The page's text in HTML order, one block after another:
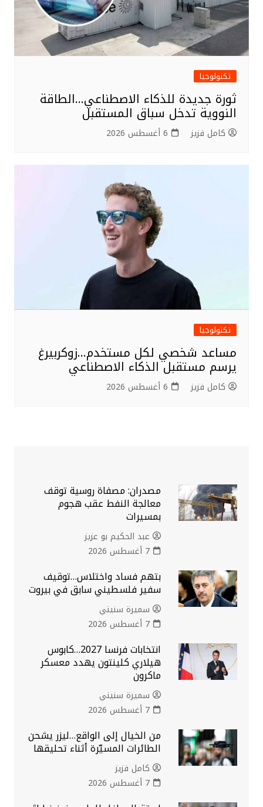
تكنولوجيا
ثورة جديدة للذكاء الاصطناعي…الطاقة
النووية تدخل سباق المستقبل
كامل فزيز 6 أغسطس 2026
تكنولوجيا
مساعد شخصي لكل مستخدم…زوكربيرغ
يرسم مستقبل الذكاء الاصطناعي
كامل فزيز 6 أغسطس 2026
مصدران: مصفاة روسية توقف
معالجة النفط عقب هجوم
بمسيرات
عبد الحكيم بو عزيز
7 أغسطس 2026
بتهم فساد واختلاس…توقيف
سفير فلسطيني سابق في بيروت
سميرة سنيني
7 أغسطس 2026
انتخابات فرنسا 2027…كابوس
هيلاري كلينتون يهدد معسكر
ماكرون
سميرة سنيني
7 أغسطس 2026
من الخيال إلى الواقع…ليزر يشحن
الطائرات المسيّرة أثناء تحليقها
كامل فزيز
7 أغسطس 2026